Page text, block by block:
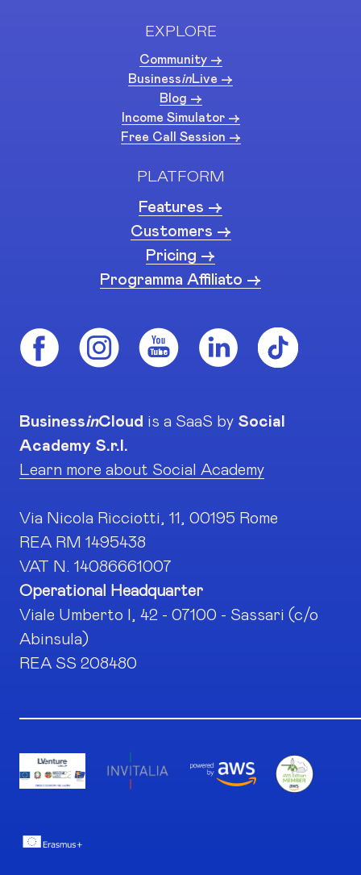
EXPLORE
Community ->
BusinessinLive ->
Blog ->
Income Simulator ->
Free Call Session ->
PLATFORM
Features ->
Customers ->
Pricing ->
Programma Affiliato ->
BusinessinCloud is a SaaS by Social
Academy S.r.l.
Learn more about Social Academy
Via Nicola Ricciotti, 11, 00195 Rome
REA RM 1495438
VAT N. 14086661007
Operational Headquarter
Viale Umberto I, 42 - 07100 - Sassari (c/o
Abinsula)
REA SS 208480